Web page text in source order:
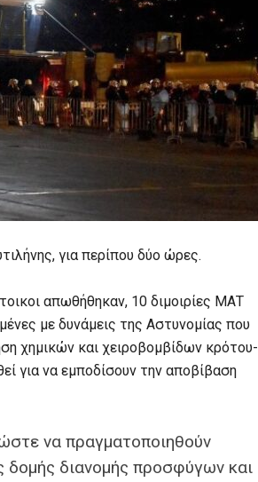
για περίπου δύο ώρες.
απωθήθηκαν, 10 διμοιρίες ΜΑΤ
με δυνάμεις της Αστυνομίας που
χημικών και χειροβομβίδων κρότου-
για να εμποδίσουν την αποβίβαση
να πραγματοποιηθούν
δομής διανομής προσφύγων και